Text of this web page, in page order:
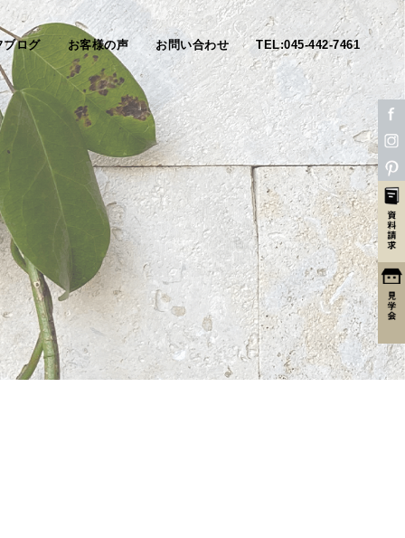
ブログ お客様の声 お問い合わせ TEL:045-442-7461